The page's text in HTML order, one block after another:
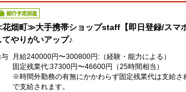
介予定派遣
畑町≫大手携帯ショップstaff【即日登録/スマ
てやりがいアップ♪
月給240000円〜300800円:（経験・能力による）
固定残業代:37300円〜46600円（25時間相当）
※時間外勤務の有無にかかわらず固定残業代は支給
で支給されます。